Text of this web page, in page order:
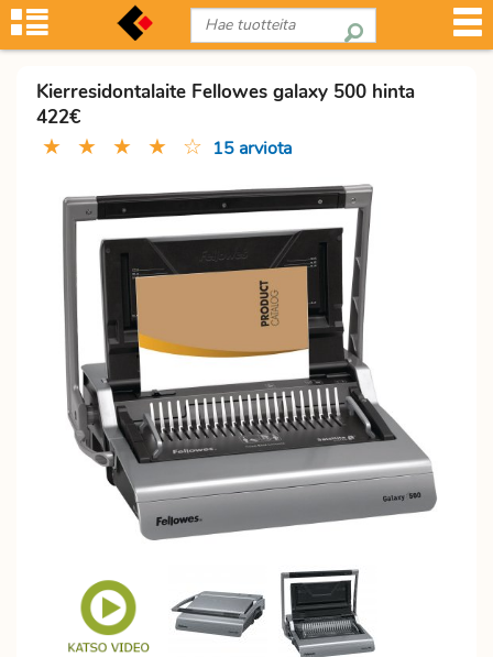
Kierresidontalaite Fellowes galaxy 500 hinta
422€
★ ★ ★ ★ ☆ 15 arviota